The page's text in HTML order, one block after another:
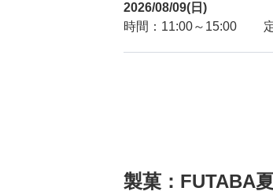
2026/08/09(日)
時間：11:00～15:00
製菓：FUTABA